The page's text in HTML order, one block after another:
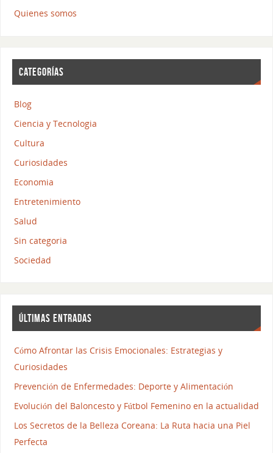
Quienes somos
CATEGORÍAS
Blog
Ciencia y Tecnologia
Cultura
Curiosidades
Economia
Entretenimiento
Salud
Sin categoria
Sociedad
ÚLTIMAS ENTRADAS
Cómo Afrontar las Crisis Emocionales: Estrategias y
Curiosidades
Prevención de Enfermedades: Deporte y Alimentación
Evolución del Baloncesto y Fútbol Femenino en la actualidad
Los Secretos de la Belleza Coreana: La Ruta hacia una Piel
Perfecta